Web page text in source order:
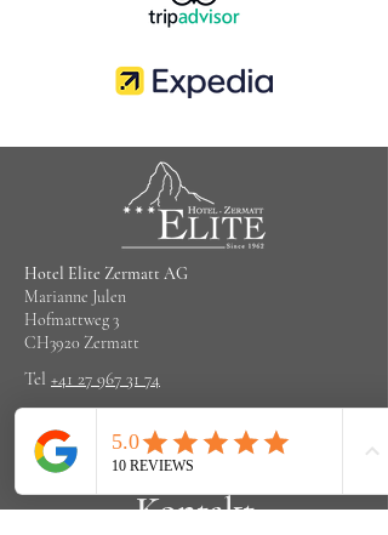
Hotel Elite Zermatt AG
Marianne Julen
Hofmattweg 3
CH3920 Zermatt
Tel +41 27 967 31 74
info@elitezermatt.ch
Kontakt